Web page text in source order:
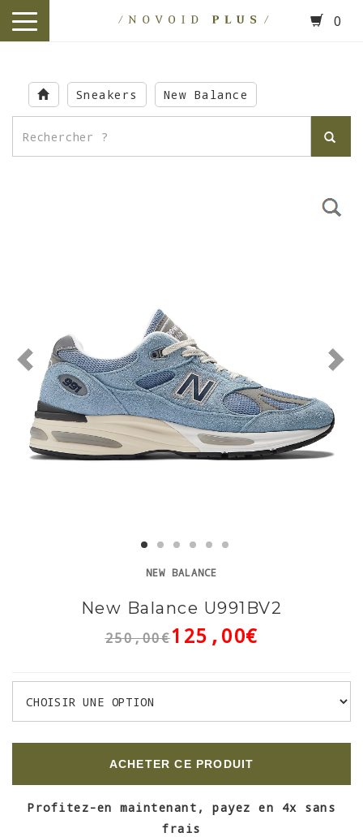
main
content
toggle
0
Sneakers New Balance
NEW BALANCE
New Balance U991BV2
250,00€125,00€
ACHETER CE PRODUIT
Profitez-en maintenant, payez en 4x sans
frais